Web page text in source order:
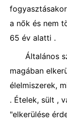
a nők és nem
65 év alatti .
Általános
magában
élelmiszerek,
. Ételek, sült ,
"elkerülése